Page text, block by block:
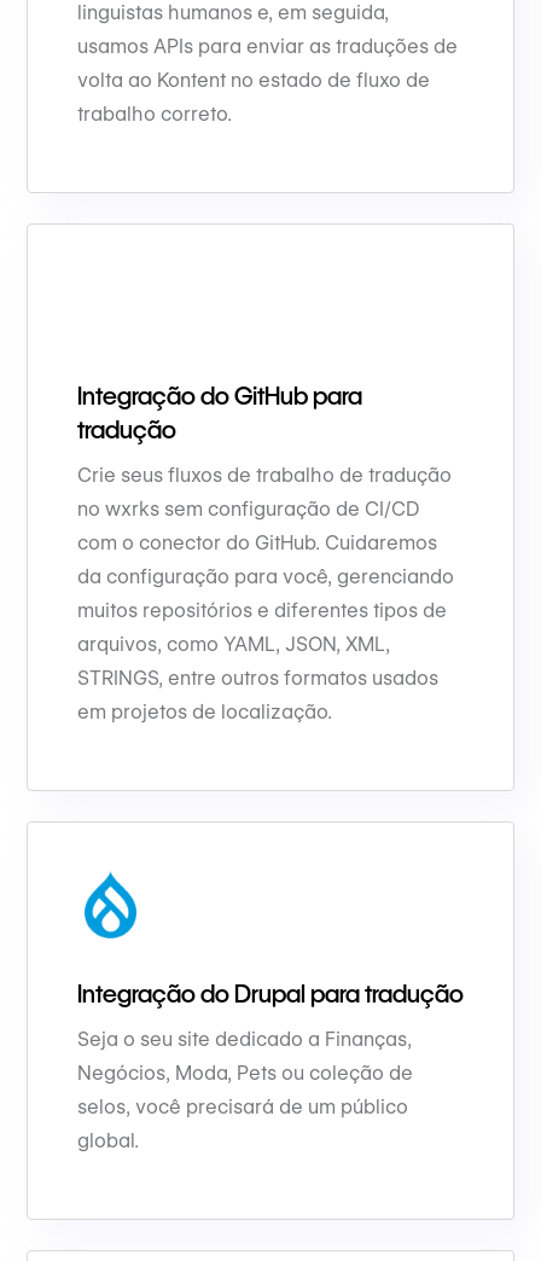
linguistas humanos e, em seguida,
usamos APIs para enviar as traduções de
volta ao Kontent no estado de fluxo de
trabalho correto.
Integração do GitHub para
tradução
Crie seus fluxos de trabalho de tradução
no wxrks sem configuração de CI/CD
com o conector do GitHub. Cuidaremos
da configuração para você, gerenciando
muitos repositórios e diferentes tipos de
arquivos, como YAML, JSON, XML,
STRINGS, entre outros formatos usados
em projetos de localização.
Integração do Drupal para tradução
Seja o seu site dedicado a Finanças,
Negócios, Moda, Pets ou coleção de
selos, você precisará de um público
global.